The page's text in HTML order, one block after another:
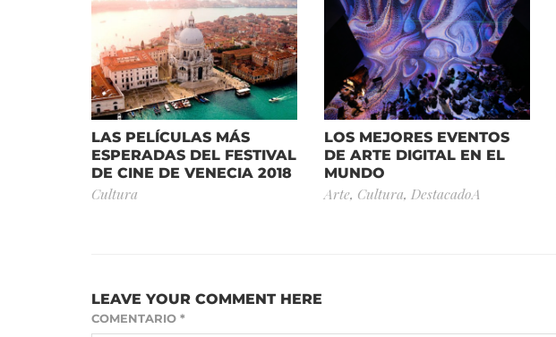
LAS PELÍCULAS MÁS
ESPERADAS DEL FESTIVAL
DE CINE DE VENECIA 2018
Cultura
LOS MEJORES EVENTOS
DE ARTE DIGITAL EN EL
MUNDO
Arte, Cultura, DestacadoA
LEAVE YOUR COMMENT HERE
COMENTARIO *